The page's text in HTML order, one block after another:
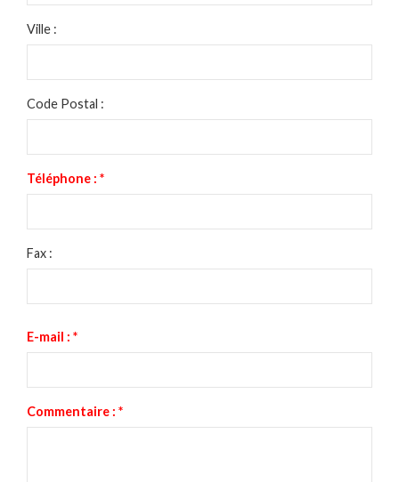
Ville :
Code Postal :
Téléphone : *
Fax :
E-mail : *
Commentaire : *